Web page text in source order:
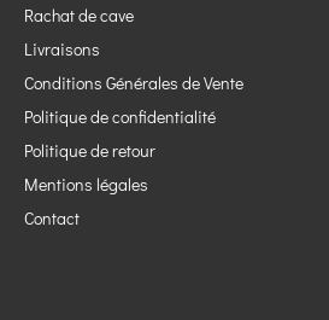
Rachat de cave
Livraisons
Conditions Générales de Vente
Politique de confidentialité
Politique de retour
Mentions légales
Contact